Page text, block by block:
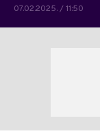
07.02.2025. / 11:50